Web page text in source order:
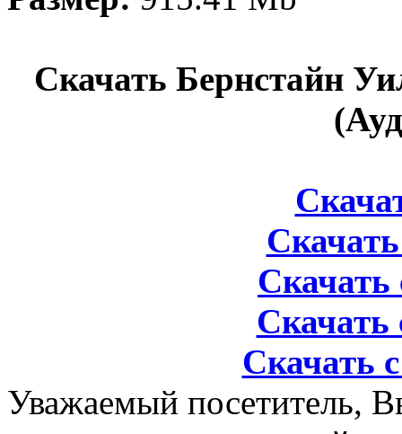
Скачать Бернстайн
Скачать
Скачать
Скачать
Уважаемый посетитель,